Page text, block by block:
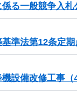
る一般競争入札
準法第12条定
設備改修工事